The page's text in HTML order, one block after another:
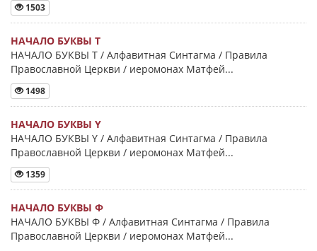
1503
НАЧАЛО БУКВЫ Τ
НАЧАЛО БУКВЫ Τ / Алфавитная Синтагма / Правила
Православной Церкви / иеромонах Матфей...
1498
НАЧАЛО БУКВЫ Y
НАЧАЛО БУКВЫ Y / Алфавитная Синтагма / Правила
Православной Церкви / иеромонах Матфей...
1359
НАЧАЛО БУКВЫ Φ
НАЧАЛО БУКВЫ Φ / Алфавитная Синтагма / Правила
Православной Церкви / иеромонах Матфей...